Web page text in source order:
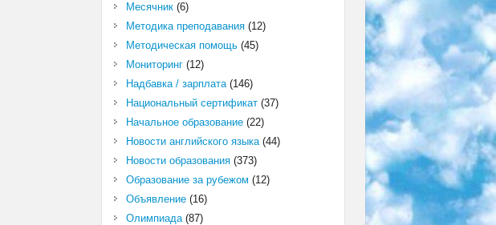
Месячник(6)
Методика преподавания(12)
Методическая помощь(45)
Мониторинг(12)
Надбавка / зарплата(146)
Национальный сертификат(37)
Начальное образование(22)
Новости английского языка(44)
Новости образования(373)
Образование за рубежом (12)
Объявление(16)
Олимпиада(87)